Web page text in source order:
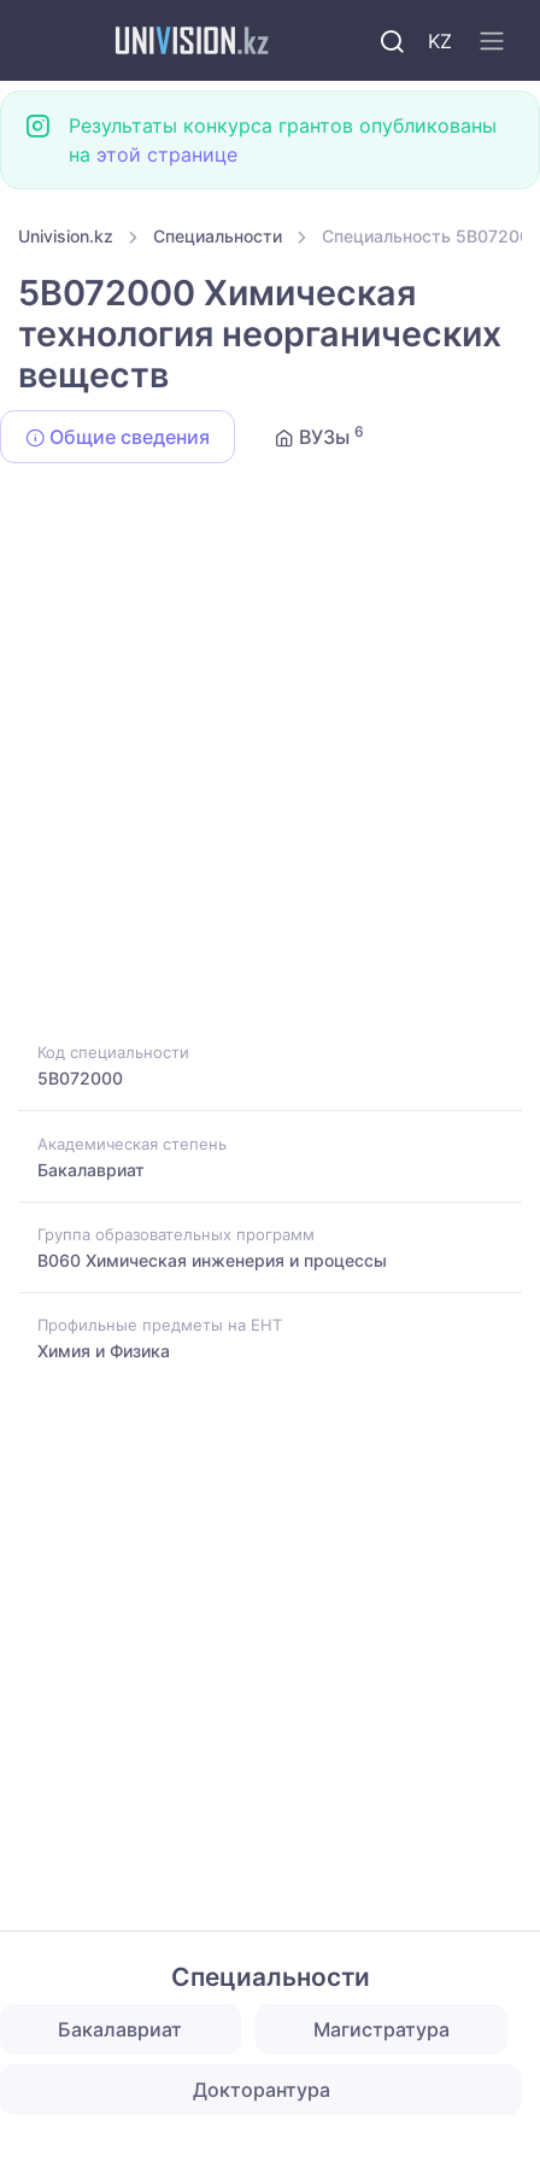
KZ
Результаты конкурса грантов опубликованы
на этой странице
Univision.kz Специальности Специальность
5B072000 Химическая
технология неорганических
веществ
Общие сведения ВУЗы 6
Код специальности
5B072000
Академическая степень
Бакалавриат
Группа образовательных программ
B060 Химическая инженерия и процессы
Профильные предметы на ЕНТ
Химия и Физика
Специальности
Бакалавриат Магистратура
Докторантура